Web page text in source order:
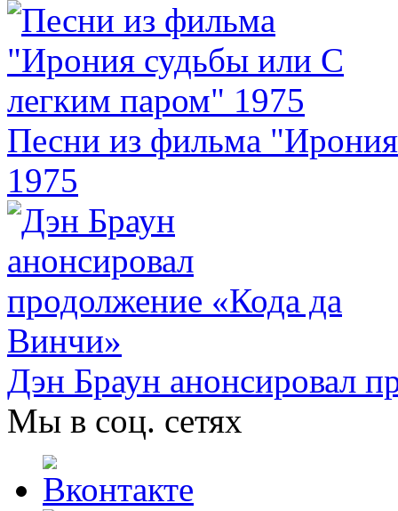
Песни из фильма
1975
Дэн Браун анонсировал
Мы в соц. сетях